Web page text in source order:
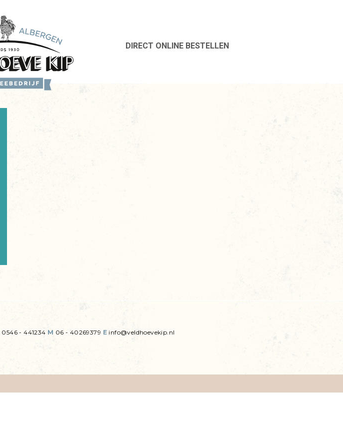
DIRECT ONLINE BESTELLEN
0546 - 441234 M 06 - 40269379 E info@veldhoevekip.nl